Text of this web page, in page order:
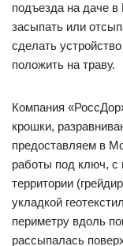
подъезда на даче
засыпать или
сделать
положить на траву.
Компания
крошки,
предоставляем в
работы под ключ, с
территории
укладкой
периметру вдоль
рассыпалась